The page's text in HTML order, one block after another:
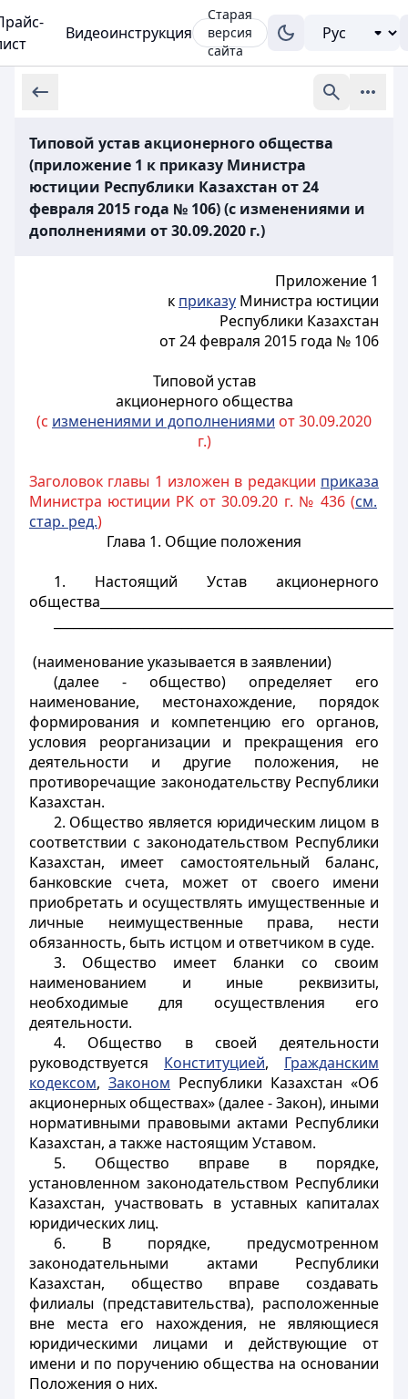
Видеоинструкция
Старая
версия
сайта
Типовой устав акционерного общества
(приложение 1 к приказу Министра
юстиции Республики Казахстан от 24
февраля 2015 года № 106) (с изменениями и
дополнениями от 30.09.2020 г.)
Приложение 1
к приказу Министра юстиции
Республики Казахстан
от 24 февраля 2015 года № 106
Типовой устав
акционерного общества
(с изменениями и дополнениями от 30.09.2020
г.)
Заголовок главы 1 изложен в редакции приказа
Министра юстиции РК от 30.09.20 г. № 436 (см.
стар. ред.)
Глава 1. Общие положения
1. Настоящий Устав акционерного
(наименование указывается в заявлении)
(далее - общество) определяет его
наименование, местонахождение, порядок
формирования и компетенцию его органов,
условия реорганизации и прекращения его
деятельности и другие положения, не
противоречащие законодательству Республики
Казахстан.
2. Общество является юридическим лицом в
соответствии с законодательством Республики
Казахстан, имеет самостоятельный баланс,
банковские счета, может от своего имени
приобретать и осуществлять имущественные и
личные неимущественные права, нести
обязанность, быть истцом и ответчиком в суде.
3. Общество имеет бланки со своим
наименованием и иные реквизиты,
необходимые для осуществления его
деятельности.
4. Общество в своей деятельности
руководствуется Конституцией, Гражданским
кодексом, Законом Республики Казахстан «Об
акционерных обществах» (далее - Закон), иными
нормативными правовыми актами Республики
Казахстан, а также настоящим Уставом.
5. Общество вправе в порядке,
установленном законодательством Республики
Казахстан, участвовать в уставных капиталах
юридических лиц.
6. В порядке, предусмотренном
законодательными актами Республики
Казахстан, общество вправе создавать
филиалы (представительства), расположенные
вне места его нахождения, не являющиеся
юридическими лицами и действующие от
имени и по поручению общества на основании
Положения о них.